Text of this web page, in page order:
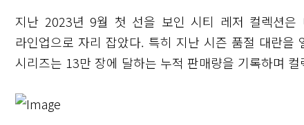
지난 2023년 9월 첫 선을 보인 시티 레저 컬렉션은
라인업으로 자리 잡았다. 특히 지난 시즌 품절 대란을
시리즈는 13만 장에 달하는 누적 판매량을 기록하며